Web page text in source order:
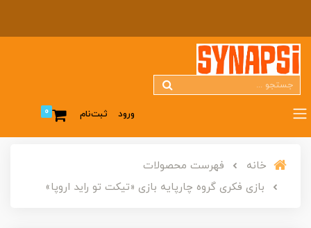
ورود ثبت‌نام 0
خانه
فهرست محصولات
بازی فکری گروه چارپایه بازی «تیکت تو راید اروپا»